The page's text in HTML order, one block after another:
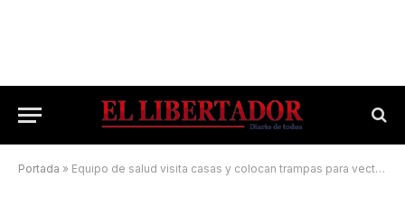
Portada » Equipo de salud visita casas y colocan trampas para vectores de Leishmaniasis